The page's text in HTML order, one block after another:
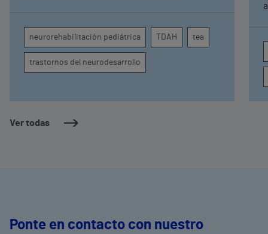
Ver todas
atención, la regulación emocional y la
conducta
neurorehabilitación pediátrica TDAH tea
trastornos del neurodesarrollo
Ponte en contacto con nuestro